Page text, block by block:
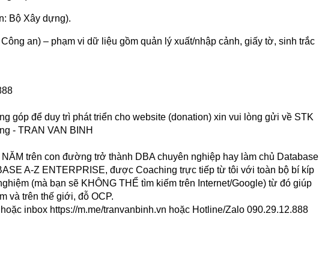
Bộ Xây dựng).
an) – phạm vi dữ liệu gồm quản lý xuất/nhập cảnh, giấy tờ, sinh trắc
góp để duy trì phát triển cho website (donation) xin vui lòng gửi về STK
- TRAN VAN BINH
trên con đường trở thành DBA chuyên nghiệp hay làm chủ Database
A-Z ENTERPRISE, được Coaching trực tiếp từ tôi với toàn bộ bí kíp
(mà bạn sẽ KHÔNG THỂ tìm kiếm trên Internet/Google) từ đó giúp
và trên thế giới, đỗ OCP.
inbox https://m.me/tranvanbinh.vn hoặc Hotline/Zalo 090.29.12.888